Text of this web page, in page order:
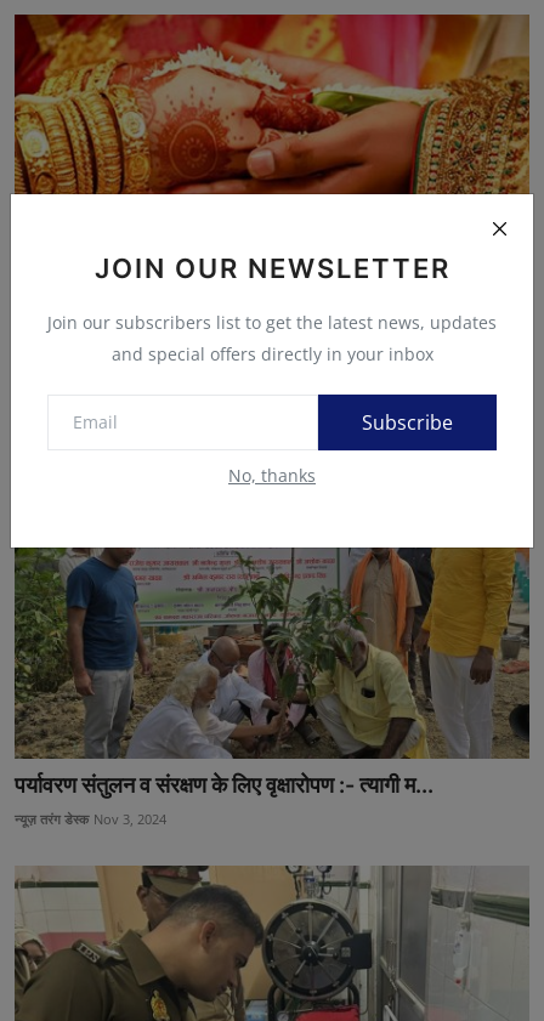
JOIN OUR NEWSLETTER
Join our subscribers list to get the latest news, updates
and special offers directly in your inbox
Subscribe
No, thanks
कौन करेगा शादी , आप ही करवा दो…’, थाने में महिला कोचिंग...
न्यूज़ तरंग डेस्क Nov 4, 2024
पर्यावरण संतुलन व संरक्षण के लिए वृक्षारोपण :- त्यागी म...
न्यूज़ तरंग डेस्क Nov 3, 2024